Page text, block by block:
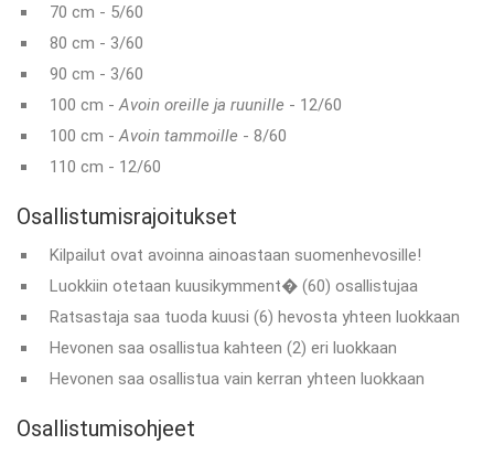
70 cm - 5/60
80 cm - 3/60
90 cm - 3/60
100 cm -Avoin oreille ja ruunille - 12/60
100 cm -Avoin tammoille - 8/60
110 cm - 12/60
Osallistumisrajoitukset
Kilpailut ovat avoinna ainoastaan suomenhevosille!
Luokkiin otetaan kuusikymment� (60) osallistujaa
Ratsastaja saa tuoda kuusi (6) hevosta yhteen luokkaan
Hevonen saa osallistua kahteen (2) eri luokkaan
Hevonen saa osallistua vain kerran yhteen luokkaan
Osallistumisohjeet